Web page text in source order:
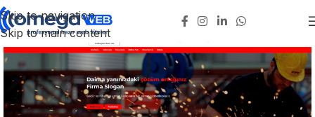
Skip to navigation
Skip to main content